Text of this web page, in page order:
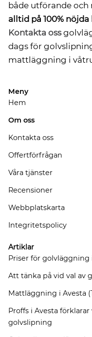
både utförande och
alltid på 100% nöjda
Kontakta oss
dags för
mattläggning i
Meny
Hem
Om oss
Kontakta oss
Offertförfrågan
Våra tjänster
Recensioner
Webbplatskarta
Integritetspolicy
Artiklar
Priser för golvläggning
Att tänka på vid val av
Mattläggning i Avesta
Proffs i Avesta
golvslipning